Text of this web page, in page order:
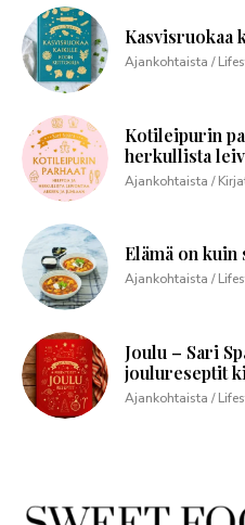
Kasvisruokaa
Ajankohtaista /
Kotileipurin
herkullista
Ajankohtaista /
Elämä on
Ajankohtaista /
Joulu – Sari
joulureseptit
Ajankohtaista /